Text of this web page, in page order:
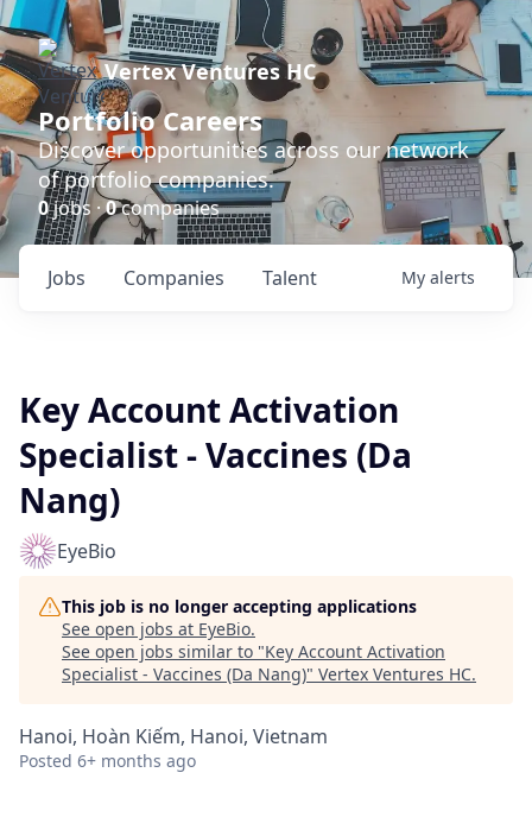
Vertex Ventures HC
Portfolio Careers
Discover opportunities across our network
of portfolio companies.
0jobs ·0companies
Jobs Companies Talent My alerts
Key Account Activation
Specialist - Vaccines (Da
Nang)
EyeBio
This job is no longer accepting applications
See open jobs at EyeBio.
See open jobs similar to "Key Account Activation
Specialist - Vaccines (Da Nang)" Vertex Ventures HC.
Hanoi, Hoàn Kiếm, Hanoi, Vietnam
Posted 6+ months ago